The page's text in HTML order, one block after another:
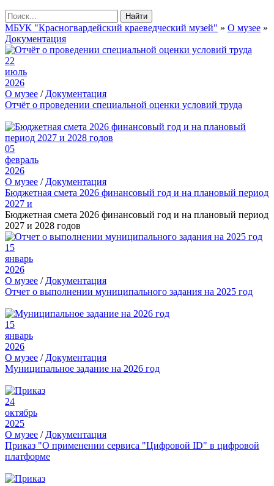
Найти
МБУК "Красногвардейский краеведческий музей" » О музее »
Документация
22
июль
2026
О музее / Документация
Отчёт о проведении специальной оценки условий труда
05
февраль
2026
О музее / Документация
Бюджетная смета 2026 финансовый год и на плановый период
2027 и
Бюджетная смета 2026 финансовый год и на плановый период
2027 и 2028 годов
15
январь
2026
О музее / Документация
Отчет о выполнении муниципального задания на 2025 год
15
январь
2026
О музее / Документация
Муниципальное задание на 2026 год
24
октябрь
2025
О музее / Документация
Приказ "О применении сервиса "Цифровой ID" в цифровой
платформе